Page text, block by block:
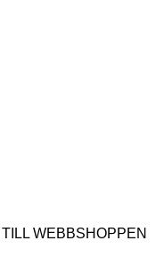
TILL WEBBSHOPPEN